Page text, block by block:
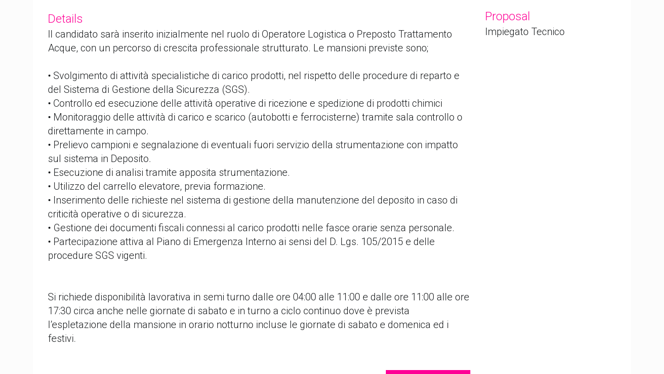
Details
Il candidato sarà inserito inizialmente nel ruolo di Operatore Logistica o Preposto Trattamento
Acque, con un percorso di crescita professionale strutturato. Le mansioni previste sono;
• Svolgimento di attività specialistiche di carico prodotti, nel rispetto delle procedure di reparto e
del Sistema di Gestione della Sicurezza (SGS).
• Controllo ed esecuzione delle attività operative di ricezione e spedizione di prodotti chimici
• Monitoraggio delle attività di carico e scarico (autobotti e ferrocisterne) tramite sala controllo o
direttamente in campo.
• Prelievo campioni e segnalazione di eventuali fuori servizio della strumentazione con impatto
sul sistema in Deposito.
• Esecuzione di analisi tramite apposita strumentazione.
• Utilizzo del carrello elevatore, previa formazione.
• Inserimento delle richieste nel sistema di gestione della manutenzione del deposito in caso di
criticità operative o di sicurezza.
• Gestione dei documenti fiscali connessi al carico prodotti nelle fasce orarie senza personale.
• Partecipazione attiva al Piano di Emergenza Interno ai sensi del D. Lgs. 105/2015 e delle
procedure SGS vigenti.
Si richiede disponibilità lavorativa in semi turno dalle ore 04:00 alle 11:00 e dalle ore 11:00 alle ore
17:30 circa anche nelle giornate di sabato e in turno a ciclo continuo dove è prevista
l’espletazione della mansione in orario notturno incluse le giornate di sabato e domenica ed i
festivi.
Proposal
Impiegato Tecnico